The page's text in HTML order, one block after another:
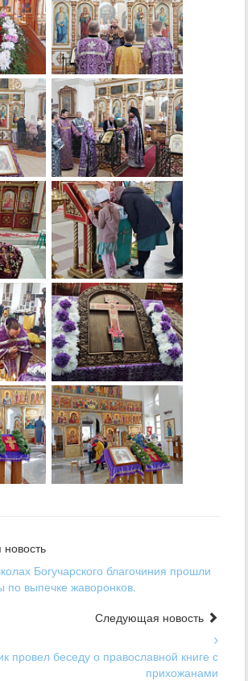
Богучарского благочиния прошли
по выпечке жаворонков.
Следующая новость
провел беседу о православной книге с
прихожанами